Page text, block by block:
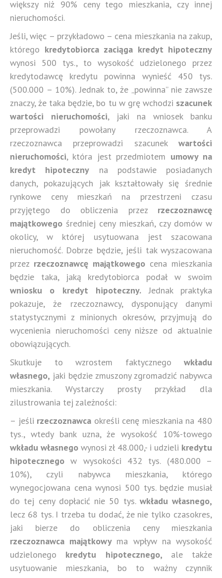
większy niż 90% ceny tego mieszkania, czy innej
nieruchomości.
Jeśli, więc – przykładowo – cena mieszkania na zakup,
którego kredytobiorca zaciąga kredyt hipoteczny
wynosi 500 tys., to wysokość udzielonego przez
kredytodawcę kredytu powinna wynieść 450 tys.
(500.000 – 10%). Jednak to, że „powinna” nie zawsze
znaczy, że taka będzie, bo tu w grę wchodzi szacunek
wartości nieruchomości, jaki na wniosek banku
przeprowadzi powołany rzeczoznawca. A
rzeczoznawca przeprowadzi szacunek wartości
nieruchomości, która jest przedmiotem umowy na
kredyt hipoteczny na podstawie posiadanych
danych, pokazujących jak kształtowały się średnie
rynkowe ceny mieszkań na przestrzeni czasu
przyjętego do obliczenia przez rzeczoznawcę
majątkowego średniej ceny mieszkań, czy domów w
okolicy, w której usytuowana jest szacowana
nieruchomość. Dobrze będzie, jeśli tak wyszacowana
przez rzeczoznawcę majątkowego cena mieszkania
będzie taka, jaką kredytobiorca podał w swoim
wniosku o kredyt hipoteczny.Jednak praktyka
pokazuje, że rzeczoznawcy, dysponujący danymi
statystycznymi z minionych okresów, przyjmują do
wycenienia nieruchomości ceny niższe od aktualnie
obowiązujących.
Skutkuje to wzrostem faktycznego wkładu
własnego, jaki będzie zmuszony zgromadzić nabywca
mieszkania. Wystarczy prosty przykład dla
zilustrowania tej zależności:
– jeśli rzeczoznawca określi cenę mieszkania na 480
tys., wtedy bank uzna, że wysokość 10%-towego
wkładu własnego wynosi zł 48.000,- i udzieli kredytu
hipotecznegow wysokości 432 tys. (480.000 –
10%), czyli nabywca mieszkania, którego
wynegocjowana cena wynosi 500 tys. będzie musiał
do tej ceny dopłacić nie 50 tys. wkładu własnego,
lecz 68 tys. I trzeba tu dodać, że nie tylko czasokres,
jaki bierze do obliczenia ceny mieszkania
rzeczoznawca majątkowy ma wpływ na wysokość
udzielonego kredytu hipotecznego, ale także
usytuowanie mieszkania, bo to ważny czynnik